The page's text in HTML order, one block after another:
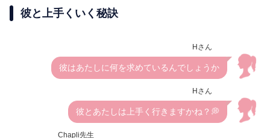
彼と上手くいく秘訣
Hさん
彼はあたしに何を求めているんでしょうか
Hさん
彼とあたしは上手く行きますかね？💭
Chapli先生